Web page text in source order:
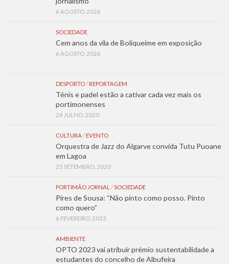
6 AGOSTO, 2026
SOCIEDADE
Cem anos da vila de Boliqueime em exposição
6 AGOSTO, 2026
DESPORTO / REPORTAGEM
Ténis e padel estão a cativar cada vez mais os
portimonenses
24 JULHO, 2020
CULTURA / EVENTO
Orquestra de Jazz do Algarve convida Tutu Puoane
em Lagoa
25 SETEMBRO, 2020
PORTIMÃO JORNAL / SOCIEDADE
Pires de Sousa: “Não pinto como posso. Pinto
como quero”
6 FEVEREIRO, 2023
AMBIENTE
OPTO 2023 vai atribuir prémio sustentabilidade a
estudantes do concelho de Albufeira